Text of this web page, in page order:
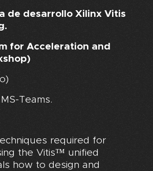
de desarrollo Xilinx Vitis
for Acceleration and
Teams.
required for
the Vitis™ unified
how to design and